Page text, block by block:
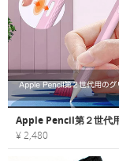
¥ 2,480